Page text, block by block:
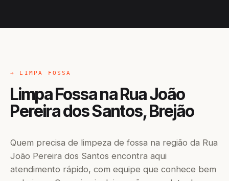
→ LIMPA FOSSA
Limpa Fossa na Rua João
Pereira dos Santos, Brejão
Quem precisa de limpeza de fossa na região da Rua
João Pereira dos Santos encontra aqui
atendimento rápido, com equipe que conhece bem